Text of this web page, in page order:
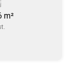
para
centro,
m²